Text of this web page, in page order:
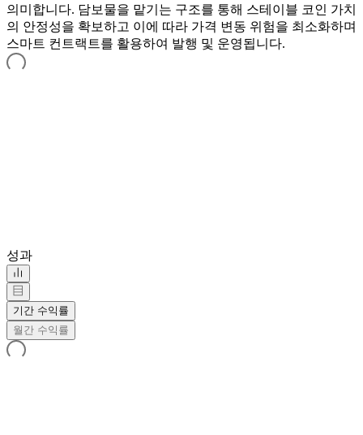
의미합니다. 담보물을 맡기는 구조를 통해 스테이블 코인 가치
의 안정성을 확보하고 이에 따라 가격 변동 위험을 최소화하며
스마트 컨트랙트를 활용하여 발행 및 운영됩니다.
성과
기간 수익률
월간 수익률